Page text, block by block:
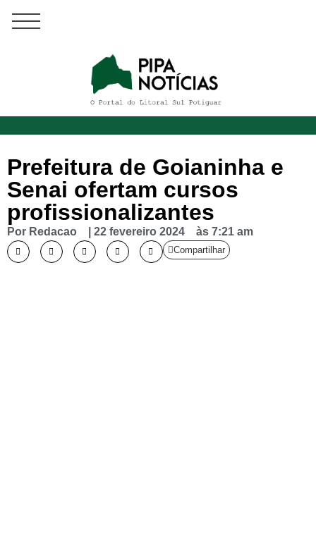
Prefeitura de Goianinha e
Senai ofertam cursos
profissionalizantes
Por Redacao 22 fevereiro 2024 às 7:21 am
Compartilhar